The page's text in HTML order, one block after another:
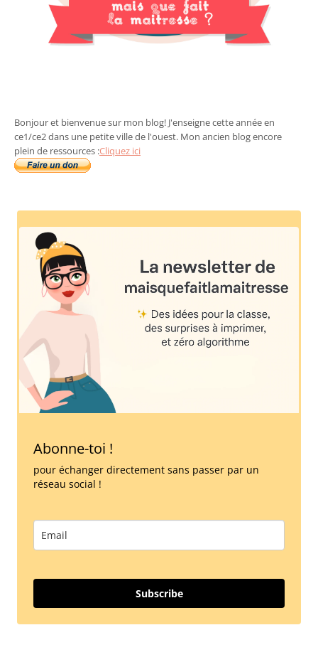
Bonjour et bienvenue sur mon blog! J'enseigne cette année en
ce1/ce2 dans une petite ville de l'ouest. Mon ancien blog encore
plein de ressources :Cliquez ici
Abonne-toi !
pour échanger directement sans passer par un
réseau social !
Subscribe